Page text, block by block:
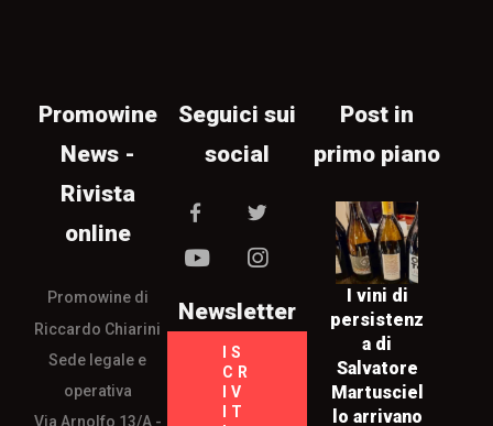
Promowine
News -
Rivista
online
Promowine di
Riccardo Chiarini
Sede legale e
operativa
Via Arnolfo 13/A -
Seguici sui
social
Newsletter
IS
CR
IV
IT
Post in
primo piano
I vini di
persistenz
a di
Salvatore
Martusciel
lo arrivano